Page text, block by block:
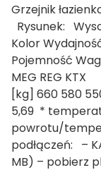
Grzejnik
Rysunek:
Kolor
Pojemność
MEG REG
[kg] 660 580
5,69 *
powrotu/
podłączeń: –
MB) – pobierz